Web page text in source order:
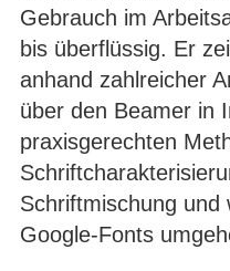
Gebrauch im
bis überflüssig. Er
anhand zahlreicher
über den Beamer in
praxisgerechten
Schriftmischung und
Google-Fonts